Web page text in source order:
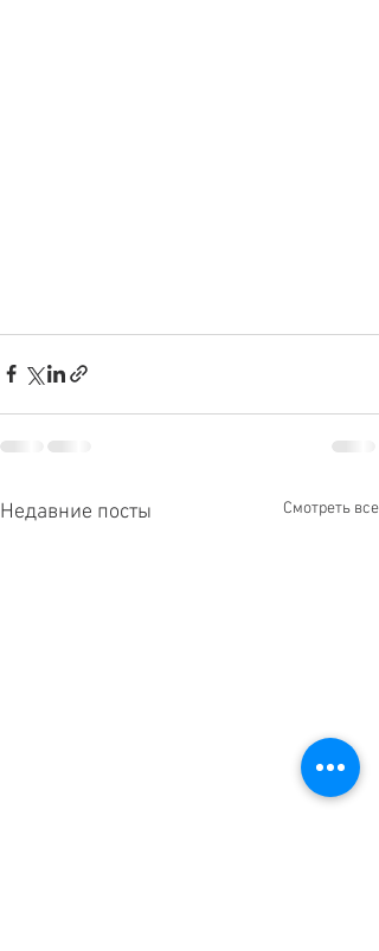
Недавние посты Смотреть все